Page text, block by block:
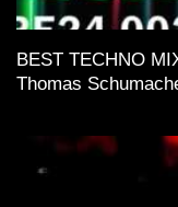
BEST TECHNO
Thomas